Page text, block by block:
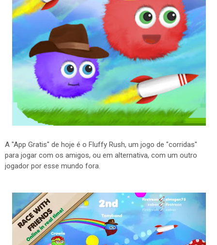
A "App Gratis" de hoje é o Fluffy Rush, um jogo de "corridas"
para jogar com os amigos, ou em alternativa, com um outro
jogador por esse mundo fora.